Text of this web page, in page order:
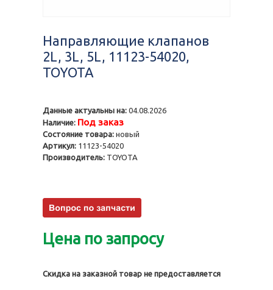
Направляющие клапанов
2L, 3L, 5L, 11123-54020,
TOYOTA
Данные актуальны на: 04.08.2026
Наличие: Под заказ
Состояние товара: новый
Артикул: 11123-54020
Производитель: TOYOTA
Цена по запросу
Скидка на заказной товар не предоставляется